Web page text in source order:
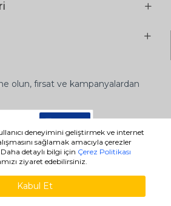
olun, fırsat ve kampanyalardan
Gönder
deneyimini geliştirmek ve internet
sağlamak amacıyla çerezler
detaylı bilgi için Çerez Politikası
ziyaret edebilirsiniz.
Kabul Et